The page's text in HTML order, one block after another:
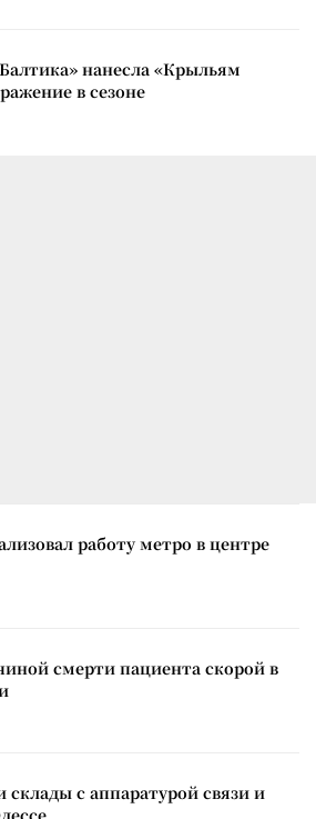
нанесла «Крыльям
в сезоне
работу метро в центре
смерти пациента скорой в
склады с аппаратурой связи и